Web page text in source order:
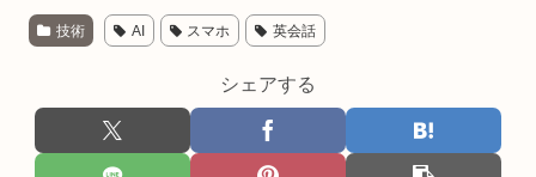
技術 AI スマホ 英会話
シェアする